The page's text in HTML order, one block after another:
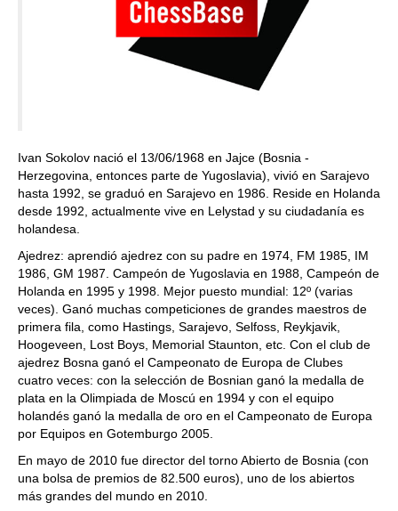
Ivan Sokolov nació el 13/06/1968 en Jajce (Bosnia -
Herzegovina, entonces parte de Yugoslavia), vivió en Sarajevo
hasta 1992, se graduó en Sarajevo en 1986. Reside en Holanda
desde 1992, actualmente vive en Lelystad y su ciudadanía es
holandesa.
Ajedrez: aprendió ajedrez con su padre en 1974, FM 1985, IM
1986, GM 1987. Campeón de Yugoslavia en 1988, Campeón de
Holanda en 1995 y 1998. Mejor puesto mundial: 12º (varias
veces). Ganó muchas competiciones de grandes maestros de
primera fila, como Hastings, Sarajevo, Selfoss, Reykjavik,
Hoogeveen, Lost Boys, Memorial Staunton, etc. Con el club de
ajedrez Bosna ganó el Campeonato de Europa de Clubes
cuatro veces: con la selección de Bosnian ganó la medalla de
plata en la Olimpiada de Moscú en 1994 y con el equipo
holandés ganó la medalla de oro en el Campeonato de Europa
por Equipos en Gotemburgo 2005.
En mayo de 2010 fue director del torno Abierto de Bosnia (con
una bolsa de premios de 82.500 euros), uno de los abiertos
más grandes del mundo en 2010.